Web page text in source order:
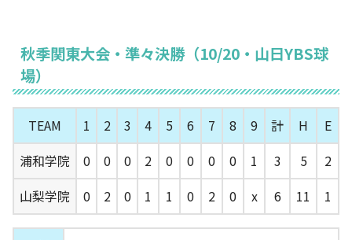
秋季関東大会・準々決勝（10/20・山日YBS球
場）
TEAM 1 2 3 4 5 6 7 8 9 計 H
E
浦和学院
0 0 0 2 0 0 0 0 1 3 5
2
山梨学院
0 2 0 1 1 0 2 0 x 6 11 1